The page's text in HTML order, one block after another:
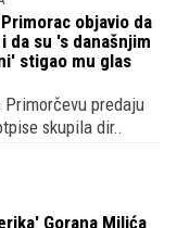
objavio da
su 's današnjim
stigao mu glas
predaju
skupila dir..